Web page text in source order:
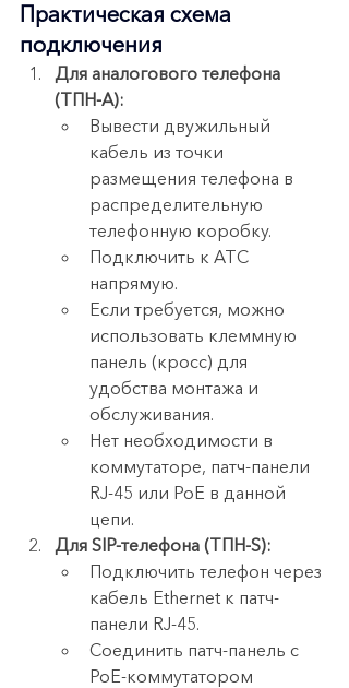
Практическая схема
подключения
Для аналогового телефона
(ТПН-A):
Вывести двужильный
кабель из точки
размещения телефона в
распределительную
телефонную коробку.
Подключить к АТС
напрямую.
Если требуется, можно
использовать клеммную
панель (кросс) для
удобства монтажа и
обслуживания.
Нет необходимости в
коммутаторе, патч-панели
RJ-45 или PoE в данной
цепи.
Для SIP-телефона (ТПН-S):
Подключить телефон через
кабель Ethernet к патч-
панели RJ-45.
Соединить патч-панель с
PoE-коммутатором